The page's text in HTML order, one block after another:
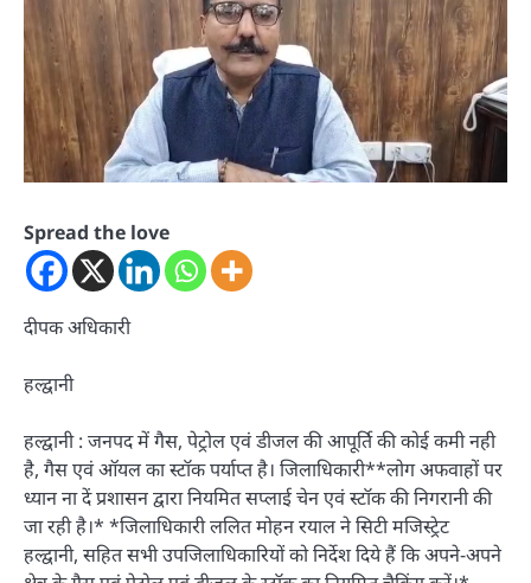
Spread the love
दीपक अधिकारी
हल्द्वानी
हल्द्वानी : जनपद में गैस, पेट्रोल एवं डीजल की आपूर्ति की कोई कमी नही
है, गैस एवं ऑयल का स्टॉक पर्याप्त है। जिलाधिकारी**लोग अफवाहों पर
ध्यान ना दें प्रशासन द्वारा नियमित सप्लाई चेन एवं स्टॉक की निगरानी की
जा रही है।* *जिलाधिकारी ललित मोहन रयाल ने सिटी मजिस्ट्रेट
हल्द्वानी, सहित सभी उपजिलाधिकारियों को निर्देश दिये हैं कि अपने-अपने